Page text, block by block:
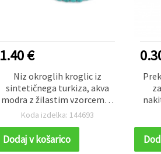
1.40 €
Niz okroglih kroglic iz
sintetičnega turkiza, akva
modra z žilastim vzorcem, 8
mm, polirane, pribl. 49 kos
Koda izdelka: 144693
Dodaj v košarico